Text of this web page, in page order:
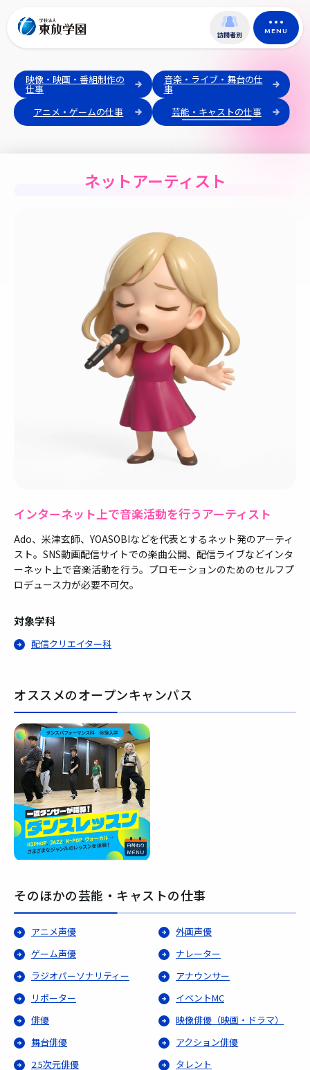
訪問者別 MENU
映像・映画・番組制作の
仕事
音楽・ライブ・舞台の仕
事
アニメ・ゲームの仕事
芸能・キャストの仕事
ネットアーティスト
インターネット上で音楽活動を行うアーティスト
Ado、米津玄師、YOASOBIなどを代表とするネット発のアーティ
スト。SNS動画配信サイトでの楽曲公開、配信ライブなどインタ
ーネット上で音楽活動を行う。プロモーションのためのセルフプ
ロデュース力が必要不可欠。
対象学科
配信クリエイター科
オススメのオープンキャンパス
そのほかの芸能・キャストの仕事
アニメ声優
外画声優
ゲーム声優
ナレーター
ラジオパーソナリティー
アナウンサー
リポーター
イベントMC
俳優
映像俳優（映画・ドラマ）
舞台俳優
アクション俳優
2.5次元俳優
タレント